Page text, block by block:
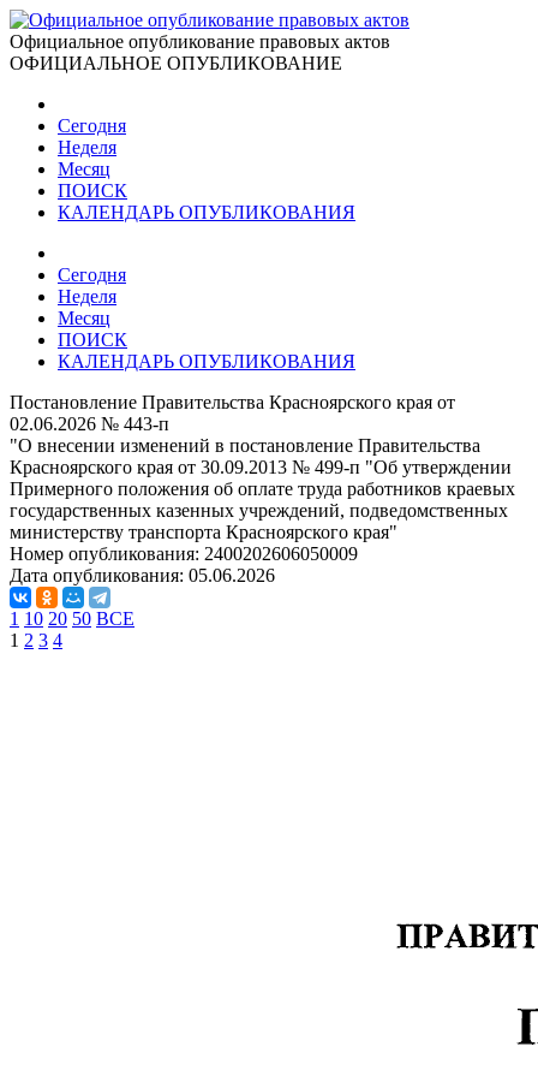
Официальное опубликование правовых актов
ОФИЦИАЛЬНОЕ ОПУБЛИКОВАНИЕ
Сегодня
Неделя
Месяц
ПОИСК
КАЛЕНДАРЬ ОПУБЛИКОВАНИЯ
Сегодня
Неделя
Месяц
ПОИСК
КАЛЕНДАРЬ ОПУБЛИКОВАНИЯ
Постановление Правительства Красноярского края от
02.06.2026 № 443-п
"О внесении изменений в постановление Правительства
Красноярского края от 30.09.2013 № 499-п "Об утверждении
Примерного положения об оплате труда работников краевых
государственных казенных учреждений, подведомственных
министерству транспорта Красноярского края"
Номер опубликования: 2400202606050009
Дата опубликования: 05.06.2026
1 10 20 50 ВСЕ
1 2 3 4